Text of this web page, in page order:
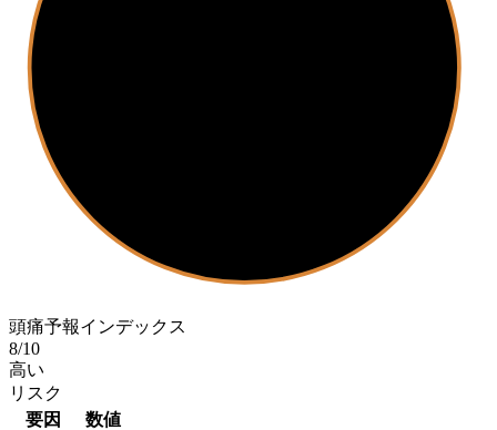
頭痛予報インデックス
8/10
高い
リスク
要因
数値